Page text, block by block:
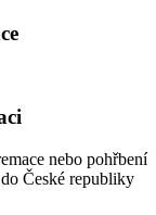
nebo pohřbení
České republiky